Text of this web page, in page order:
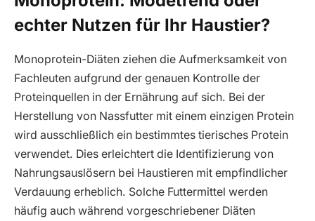
echter Nutzen für Ihr Haustier?
Monoprotein-Diäten ziehen die Aufmerksamkeit von
Fachleuten aufgrund der genauen Kontrolle der
Proteinquellen in der Ernährung auf sich. Bei der
Herstellung von Nassfutter mit einem einzigen Protein
wird ausschließlich ein bestimmtes tierisches Protein
verwendet. Dies erleichtert die Identifizierung von
Nahrungsauslösern bei Haustieren mit empfindlicher
Verdauung erheblich. Solche Futtermittel werden
häufig auch während vorgeschriebener Diäten